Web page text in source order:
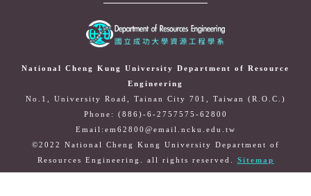
National Cheng Kung University Department of Resource
Engineering
No.1, University Road, Tainan City 701, Taiwan (R.O.C.)
Phone: (886)-6-2757575-62800
Email:em62800@email.ncku.edu.tw
©2022 National Cheng Kung University Department of
Resources Engineering. all rights reserved. Sitemap